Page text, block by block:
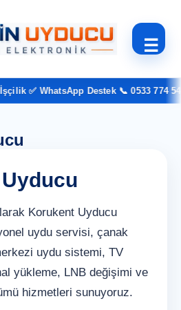
☰
✅ WhatsApp Destek 📞 0533 774 54
Korukent Uyducu
uydu servisi, çanak
uydu sistemi, TV
yükleme, LNB değişimi ve
hizmetleri sunuyoruz.